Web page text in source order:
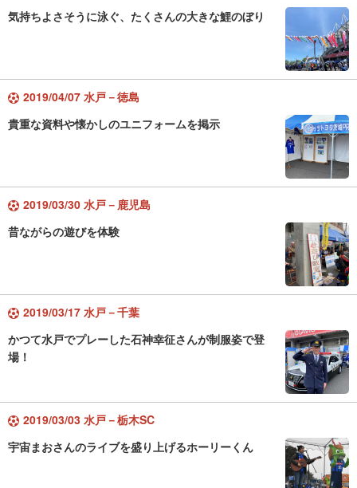
気持ちよさそうに泳ぐ、たくさんの大きな鯉のぼり
2019/04/07 水戸－徳島
貴重な資料や懐かしのユニフォームを掲示
2019/03/30 水戸－鹿児島
昔ながらの遊びを体験
2019/03/17 水戸－千葉
かつて水戸でプレーした石神幸征さんが制服姿で登
場！
2019/03/03 水戸－栃木SC
宇宙まおさんのライブを盛り上げるホーリーくん